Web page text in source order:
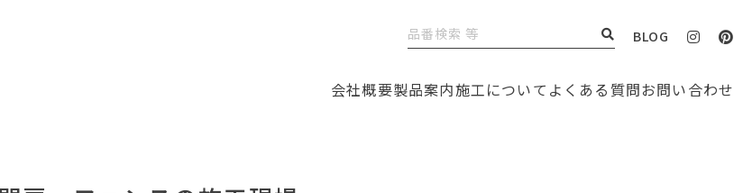
BLOG
会社概要製品案内施工について よくある質問お問い合わせ